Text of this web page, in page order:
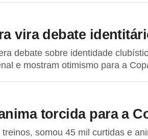
vira debate
debate sobre identidade
e mostram otimismo para a
torcida para a
somou 45 mil curtidas e